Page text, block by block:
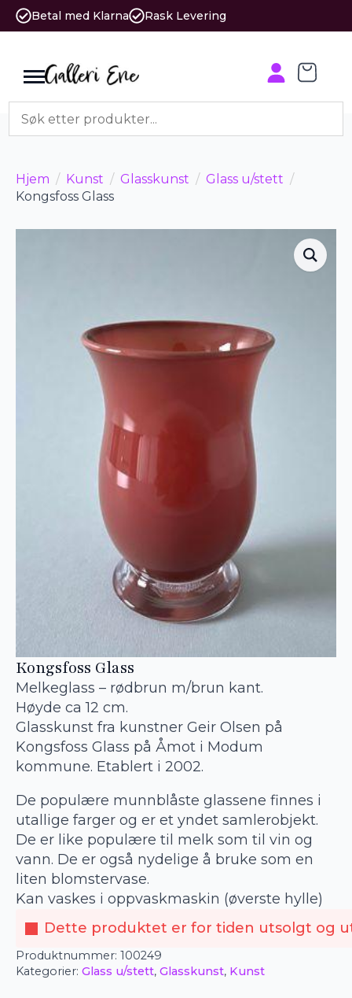
Betal med Klarna Rask Levering
Hjem Kunst Glasskunst
Glass u/stett
Kongsfoss Glass
Kongsfoss Glass
Melkeglass – rødbrun m/brun kant.
Høyde ca 12 cm.
Glasskunst fra kunstner Geir Olsen på
Kongsfoss Glass på Åmot i Modum
kommune. Etablert i 2002.
De populære munnblåste glassene finnes i
utallige farger og er et yndet samlerobjekt.
De er like populære til melk som til vin og
vann. De er også nydelige å bruke som en
liten blomstervase.
Kan vaskes i oppvaskmaskin (øverste hylle)
Dette produktet er for tiden utsolgt og
Produktnummer: 100249
Kategorier: Glass u/stett, Glasskunst, Kunst